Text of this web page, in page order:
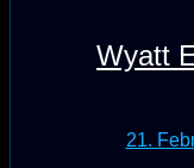
Wyatt
21.